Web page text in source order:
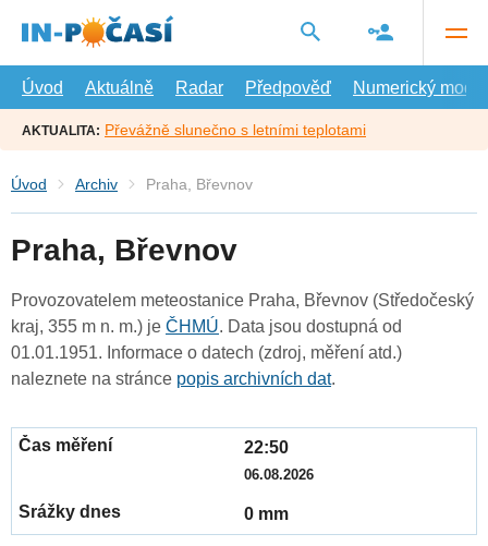
hlavní
Úvod
Aktuálně Radar Předpověď Numerický model
AKTUALITA: Převážně slunečno s letními teplotami
Úvod Archiv Praha, Břevnov
Praha, Břevnov
Provozovatelem meteostanice Praha, Břevnov (Středočeský
kraj, 355 m n. m.) je ČHMÚ. Data jsou dostupná od
01.01.1951. Informace o datech (zdroj, měření atd.)
naleznete na stránce popis archivních dat.
22:50
06.08.2026
0 mm